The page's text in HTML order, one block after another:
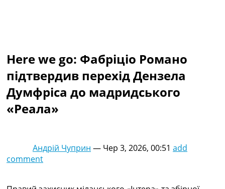
Україна. Перша Ліга
Ліга Чемпіонів
Англія. Прем’єр-Ліга
Іспанія. Ла Ліга
Ще Турніри >>>
Таблиці
Таблиця АПЛ
Всі таблиці >>>
Here we go: Фабріціо Романо
підтвердив перехід Дензела
Думфріса до мадридського
«Реала»
Андрій Чуприн — Чер 3, 2026, 00:51 add
comment